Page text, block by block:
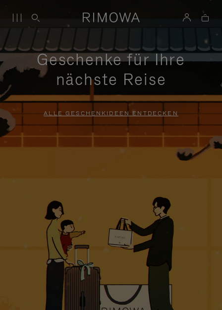
Geschenke für Ihre
nächste Reise
ALLE GESCHENKIDEEN ENTDECKEN